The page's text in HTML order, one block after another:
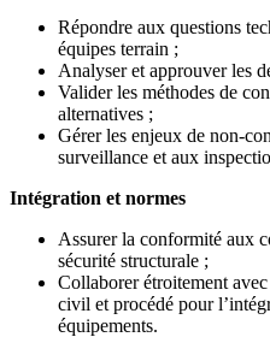
Répondre aux questions
équipes terrain ;
Analyser et approuver les
Valider les méthodes de
alternatives ;
Gérer les enjeux de non-
surveillance et aux
Intégration et normes
Assurer la conformité aux
sécurité structurale ;
Collaborer étroitement
civil et procédé pour
équipements.